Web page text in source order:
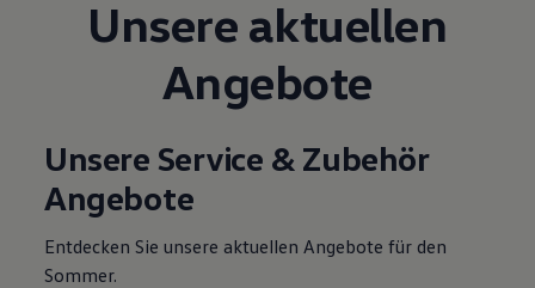
Magazin
Lifestyle
Transport
Familie
Elektromobilität
Pannen- und Unfallhilfe
Volkswagen Kundenbetreuung
Unsere aktuellen
Angebote
Unsere Service & Zubehör
Angebote
Entdecken Sie unsere aktuellen Angebote für den
Sommer.